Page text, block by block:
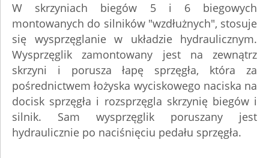
W skrzyniach biegów 5 i 6 biegowych
montowanych do silników "wzdłużnych", stosuje
się wysprzęglanie w układzie hydraulicznym.
Wysprzęglik zamontowany jest na zewnątrz
skrzyni i porusza łapę sprzęgła, która za
pośrednictwem łożyska wyciskowego naciska na
docisk sprzęgła i rozsprzęgla skrzynię biegów i
silnik. Sam wysprzęglik poruszany jest
hydraulicznie po naciśnięciu pedału sprzęgła.